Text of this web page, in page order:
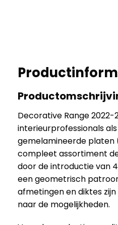
Decorative Range
interieurprofessionals
gemelamineerde platen
compleet assortiment
door de introductie van
een geometrisch
afmetingen en diktes
naar de mogelijkheden.